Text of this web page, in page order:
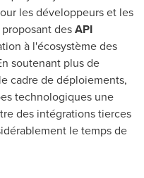
les développeurs et les
desAPI
à l'écosystème des
soutenant plus de
cadre de déploiements,
technologiques une
des intégrations tierces
le temps de